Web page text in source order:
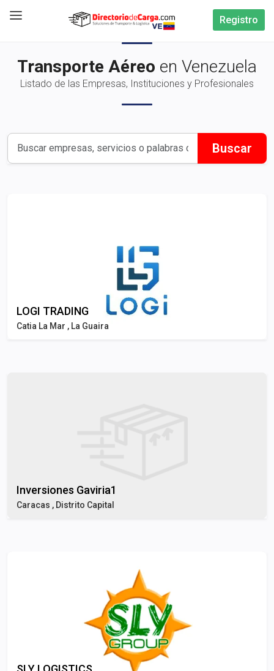
Registro
Transporte Aéreo en Venezuela
Listado de las Empresas, Instituciones y Profesionales
Buscar
LOGI TRADING
Catia La Mar , La Guaira
Inversiones Gaviria1
Caracas , Distrito Capital